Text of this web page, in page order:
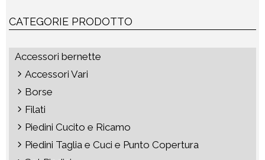
CATEGORIE PRODOTTO
Accessori bernette
Accessori Vari
Borse
Filati
Piedini Cucito e Ricamo
Piedini Taglia e Cuci e Punto Copertura